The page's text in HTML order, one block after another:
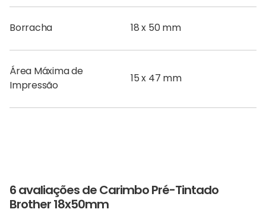
Borracha 18 x 50 mm
Área Máxima de
Impressão
15 x 47 mm
6 avaliações de Carimbo Pré-Tintado
Brother 18x50mm